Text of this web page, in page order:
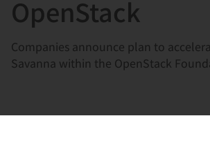
OpenStack
Companies announce plan to
Savanna within the OpenStack